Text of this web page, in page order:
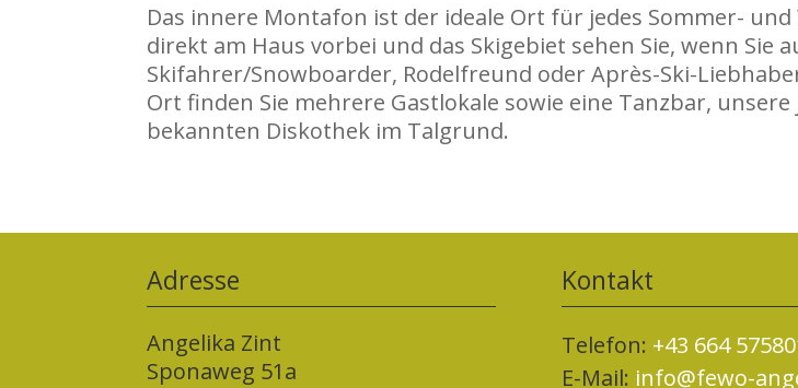
Das innere Montafon ist der ideale Ort für jedes Sommer-
direkt am Haus vorbei und das Skigebiet sehen Sie, wenn Sie
Skifahrer/Snowboarder, Rodelfreund oder Après-Ski-
Ort finden Sie mehrere Gastlokale sowie eine Tanzbar,
bekannten Diskothek im Talgrund.
Adresse
Angelika Zint
Sponaweg 51a
Kontakt
Telefon: +43 664
E-Mail: info@fewo-